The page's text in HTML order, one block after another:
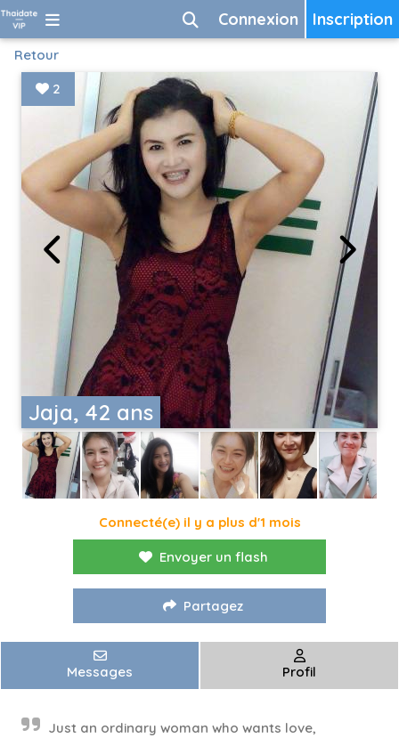
Inscription
Connexion
Retour
Jaja, 42 ans
2
Connecté(e) il y a plus d'1 mois
Envoyer un flash
Partagez
Messages Profil
Just an ordinary woman who wants love,